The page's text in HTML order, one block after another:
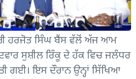
ਹਰਜੋਤ ਸਿੰਘ ਬੈਂਸ ਵੱਲੋਂ ਅੱਜ ਆਮ
ਸੁਸ਼ੀਲ ਰਿੰਕੂ ਦੇ ਹੱਕ ਵਿਚ ਜਲੰਧਰ
ਗਈ। ਇਸ ਦੌਰਾਨ ਉਨ੍ਹਾਂ ਸਿੱਖਿਆ